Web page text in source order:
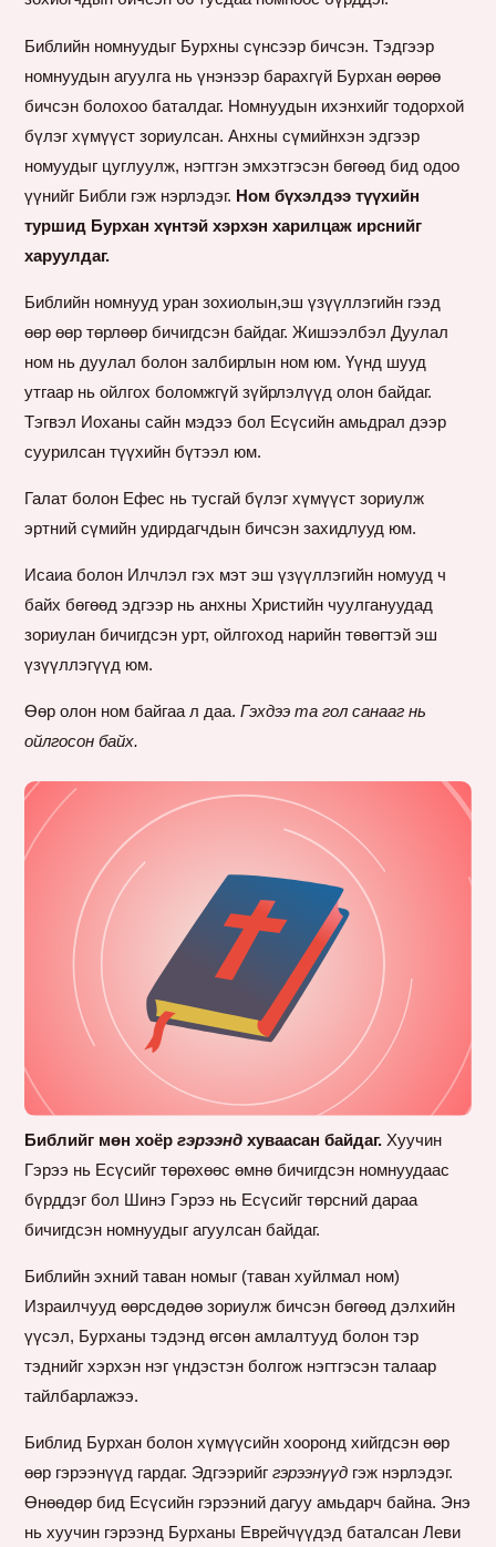
Библийн номнуудыг Бурхны сүнсээр бичсэн. Тэдгээр
номнуудын агуулга нь үнэнээр барахгүй Бурхан өөрөө
бичсэн болохоо баталдаг. Номнуудын ихэнхийг тодорхой
бүлэг хүмүүст зориулсан. Анхны сүмийнхэн эдгээр
номуудыг цуглуулж, нэгтгэн эмхэтгэсэн бөгөөд бид одоо
үүнийг Библи гэж нэрлэдэг. Ном бүхэлдээ түүхийн
туршид Бурхан хүнтэй хэрхэн харилцаж ирснийг
харуулдаг.
Библийн номнууд уран зохиолын,эш үзүүллэгийн гээд
өөр өөр төрлөөр бичигдсэн байдаг. Жишээлбэл Дуулал
ном нь дуулал болон залбирлын ном юм. Үүнд шууд
утгаар нь ойлгох боломжгүй зүйрлэлүүд олон байдаг.
Тэгвэл Иоханы сайн мэдээ бол Есүсийн амьдрал дээр
суурилсан түүхийн бүтээл юм.
Галат болон Ефес нь тусгай бүлэг хүмүүст зориулж
эртний сүмийн удирдагчдын бичсэн захидлууд юм.
Исаиа болон Илчлэл гэх мэт эш үзүүллэгийн номууд ч
байх бөгөөд эдгээр нь анхны Христийн чуулгануудад
зориулан бичигдсэн урт, ойлгоход нарийн төвөгтэй эш
үзүүллэгүүд юм.
Өөр олон ном байгаа л даа.Гэхдээ та гол санааг нь
ойлгосон байх.
Библийг мөн хоёргэрээндхуваасан байдаг. Хуучин
Гэрээ нь Есүсийг төрөхөөс өмнө бичигдсэн номнуудаас
бүрддэг бол Шинэ Гэрээ нь Есүсийг төрсний дараа
бичигдсэн номнуудыг агуулсан байдаг.
Библийн эхний таван номыг (таван хуйлмал ном)
Израилчууд өөрсдөдөө зориулж бичсэн бөгөөд дэлхийн
үүсэл, Бурханы тэдэнд өгсөн амлалтууд болон тэр
тэднийг хэрхэн нэг үндэстэн болгож нэгтгэсэн талаар
тайлбарлажээ.
Библид Бурхан болон хүмүүсийн хооронд хийгдсэн өөр
өөр гэрээнүүд гардаг. Эдгээрийггэрээнүүд гэж нэрлэдэг.
Өнөөдөр бид Есүсийн гэрээний дагуу амьдарч байна. Энэ
нь хуучин гэрээнд Бурханы Еврейчүүдэд баталсан Леви